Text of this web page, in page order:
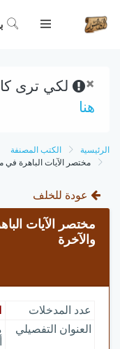
× لكي ترى
هنا
الرئيسية
الكتب المصنفة
مختصر الآيات الباهرة في
عودة للخلف
مختصر الآيات
والآخرة
عدد المدخلات
العنوان التفصيلي